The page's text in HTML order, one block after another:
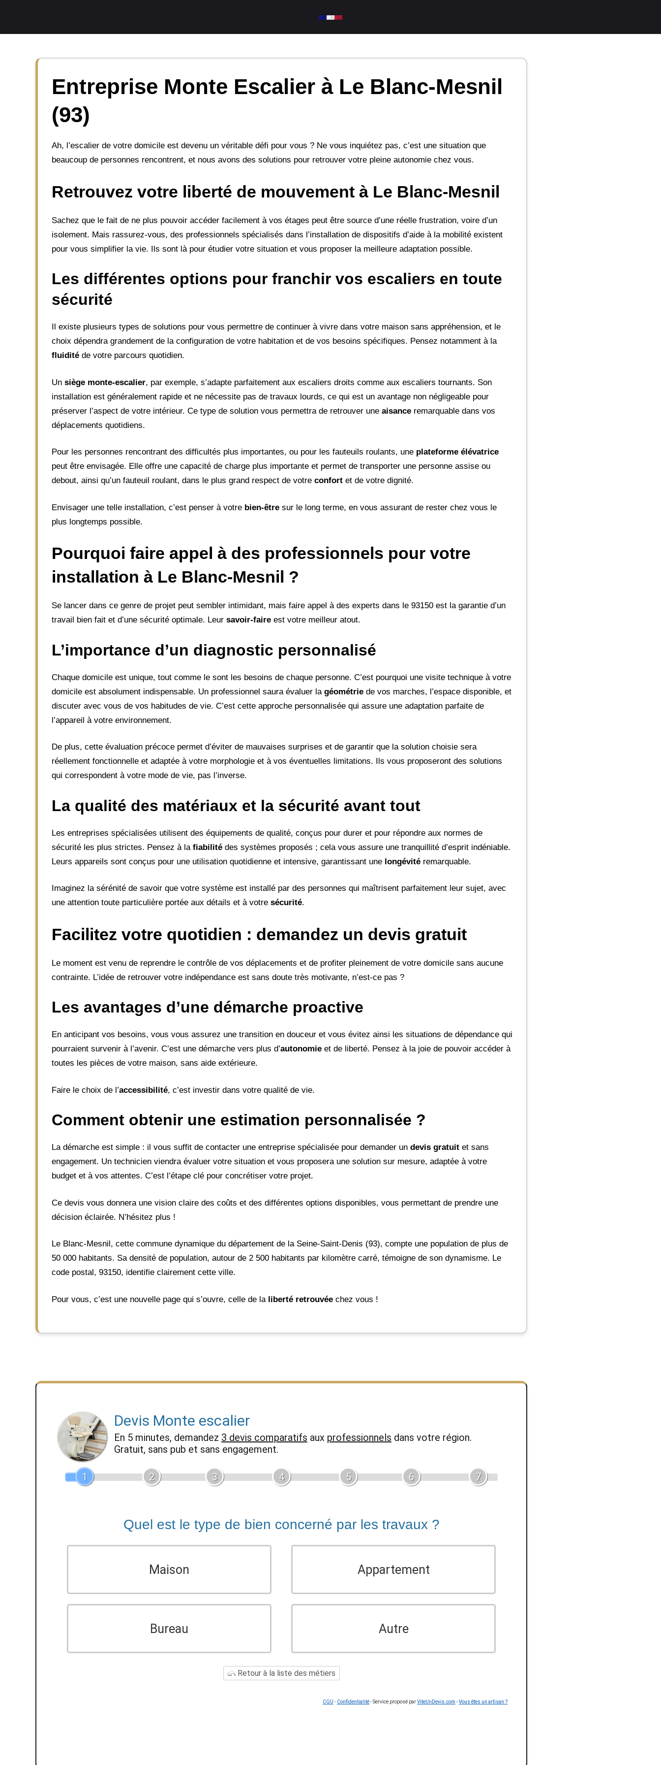
contenu
Entreprise Monte Escalier à Le Blanc-Mesnil
(93)
Ah, l’escalier de votre domicile est devenu un véritable défi pour vous ? Ne vous inquiétez pas, c’est une situation que
beaucoup de personnes rencontrent, et nous avons des solutions pour retrouver votre pleine autonomie chez vous.
Retrouvez votre liberté de mouvement à Le Blanc-Mesnil
Sachez que le fait de ne plus pouvoir accéder facilement à vos étages peut être source d’une réelle frustration, voire d’un
isolement. Mais rassurez-vous, des professionnels spécialisés dans l’installation de dispositifs d’aide à la mobilité existent
pour vous simplifier la vie. Ils sont là pour étudier votre situation et vous proposer la meilleure adaptation possible.
Les différentes options pour franchir vos escaliers en toute
sécurité
Il existe plusieurs types de solutions pour vous permettre de continuer à vivre dans votre maison sans appréhension, et le
choix dépendra grandement de la configuration de votre habitation et de vos besoins spécifiques. Pensez notamment à la
fluidité de votre parcours quotidien.
Un siège monte-escalier, par exemple, s’adapte parfaitement aux escaliers droits comme aux escaliers tournants. Son
installation est généralement rapide et ne nécessite pas de travaux lourds, ce qui est un avantage non négligeable pour
préserver l’aspect de votre intérieur. Ce type de solution vous permettra de retrouver une aisance remarquable dans vos
déplacements quotidiens.
Pour les personnes rencontrant des difficultés plus importantes, ou pour les fauteuils roulants, une plateforme élévatrice
peut être envisagée. Elle offre une capacité de charge plus importante et permet de transporter une personne assise ou
debout, ainsi qu’un fauteuil roulant, dans le plus grand respect de votre confort et de votre dignité.
Envisager une telle installation, c’est penser à votre bien-être sur le long terme, en vous assurant de rester chez vous le
plus longtemps possible.
Pourquoi faire appel à des professionnels pour votre
installation à Le Blanc-Mesnil ?
Se lancer dans ce genre de projet peut sembler intimidant, mais faire appel à des experts dans le 93150 est la garantie d’un
travail bien fait et d’une sécurité optimale. Leur savoir-faire est votre meilleur atout.
L’importance d’un diagnostic personnalisé
Chaque domicile est unique, tout comme le sont les besoins de chaque personne. C’est pourquoi une visite technique à votre
domicile est absolument indispensable. Un professionnel saura évaluer la géométrie de vos marches, l’espace disponible, et
discuter avec vous de vos habitudes de vie. C’est cette approche personnalisée qui assure une adaptation parfaite de
l’appareil à votre environnement.
De plus, cette évaluation précoce permet d’éviter de mauvaises surprises et de garantir que la solution choisie sera
réellement fonctionnelle et adaptée à votre morphologie et à vos éventuelles limitations. Ils vous proposeront des solutions
qui correspondent à votre mode de vie, pas l’inverse.
La qualité des matériaux et la sécurité avant tout
Les entreprises spécialisées utilisent des équipements de qualité, conçus pour durer et pour répondre aux normes de
sécurité les plus strictes. Pensez à la fiabilité des systèmes proposés ; cela vous assure une tranquillité d’esprit indéniable.
Leurs appareils sont conçus pour une utilisation quotidienne et intensive, garantissant une longévité remarquable.
Imaginez la sérénité de savoir que votre système est installé par des personnes qui maîtrisent parfaitement leur sujet, avec
une attention toute particulière portée aux détails et à votre sécurité.
Facilitez votre quotidien : demandez un devis gratuit
Le moment est venu de reprendre le contrôle de vos déplacements et de profiter pleinement de votre domicile sans aucune
contrainte. L’idée de retrouver votre indépendance est sans doute très motivante, n’est-ce pas ?
Les avantages d’une démarche proactive
En anticipant vos besoins, vous vous assurez une transition en douceur et vous évitez ainsi les situations de dépendance qui
pourraient survenir à l’avenir. C’est une démarche vers plus d’autonomie et de liberté. Pensez à la joie de pouvoir accéder à
toutes les pièces de votre maison, sans aide extérieure.
Faire le choix de l’accessibilité, c’est investir dans votre qualité de vie.
Comment obtenir une estimation personnalisée ?
La démarche est simple : il vous suffit de contacter une entreprise spécialisée pour demander un devis gratuit et sans
engagement. Un technicien viendra évaluer votre situation et vous proposera une solution sur mesure, adaptée à votre
budget et à vos attentes. C’est l’étape clé pour concrétiser votre projet.
Ce devis vous donnera une vision claire des coûts et des différentes options disponibles, vous permettant de prendre une
décision éclairée. N’hésitez plus !
Le Blanc-Mesnil, cette commune dynamique du département de la Seine-Saint-Denis (93), compte une population de plus de
50 000 habitants. Sa densité de population, autour de 2 500 habitants par kilomètre carré, témoigne de son dynamisme. Le
code postal, 93150, identifie clairement cette ville.
Pour vous, c’est une nouvelle page qui s’ouvre, celle de la liberté retrouvée chez vous !
Devis Monte escalier
En 5 minutes, demandez 3 devis comparatifs aux professionnels dans votre région.
Gratuit, sans pub et sans engagement.
1 2 3 4 5 6 7
Quel est le type de bien concerné par les travaux ?
Maison Appartement
Bureau Autre
Retour à la liste des métiers
CGU - Confidentialité- Service proposé parViteUnDevis.com -Vous êtes un artisan ?